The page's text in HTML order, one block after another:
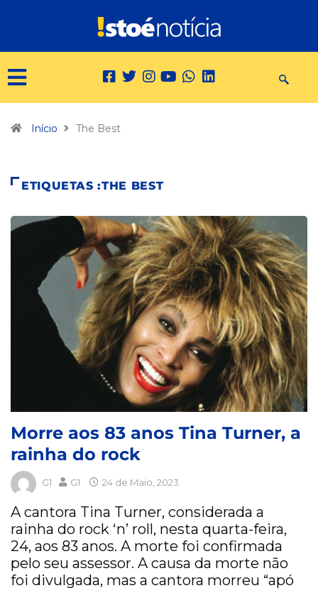
Início The Best
ETIQUETAS :THE BEST
Morre aos 83 anos Tina Turner, a
rainha do rock
G1 G1 24 de Maio, 2023
A cantora Tina Turner, considerada a
rainha do rock ‘n’ roll, nesta quarta-feira,
24, aos 83 anos. A morte foi confirmada
pelo seu assessor. A causa da morte não
foi divulgada, mas a cantora morreu “apó